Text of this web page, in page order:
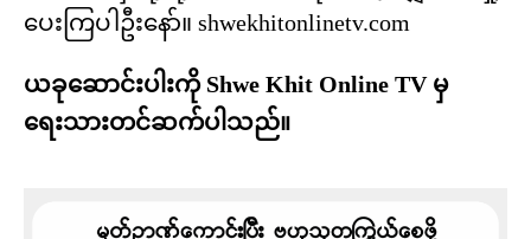
ပေးကြပါဦးနော်။ shwekhitonlinetv.com
ယခုဆောင်းပါးကို Shwe Khit Online TV မှ
ရေးသားတင်ဆက်ပါသည်။